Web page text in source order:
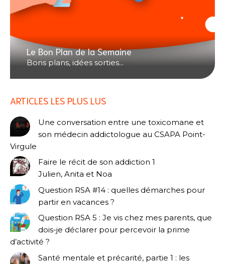
Le Bon Plan de la Semaine
Bons plans, idées sorties...
ARTICLES LES PLUS LUS
Une conversation entre une toxicomane et
son médecin addictologue au CSAPA Point-
Virgule
Faire le récit de son addiction 1
Julien, Anita et Noa
Question RSA #14 : quelles démarches pour
partir en vacances ?
Question RSA 5 : Je vis chez mes parents, que
dois-je déclarer pour percevoir la prime
d’activité ?
Santé mentale et précarité, partie 1 : les